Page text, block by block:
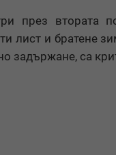
през
лист и братене
са